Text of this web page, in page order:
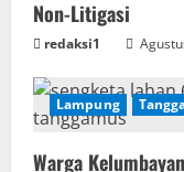
Non-Litigasi
redaksi1
Lampung
Warga